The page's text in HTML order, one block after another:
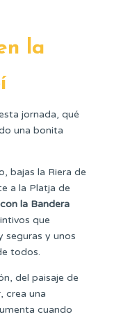
la
jornada, qué
una bonita
bajas la Riera de
a la Platja de
la Bandera
que
seguras y unos
todos.
del paisaje de
crea una
cuando